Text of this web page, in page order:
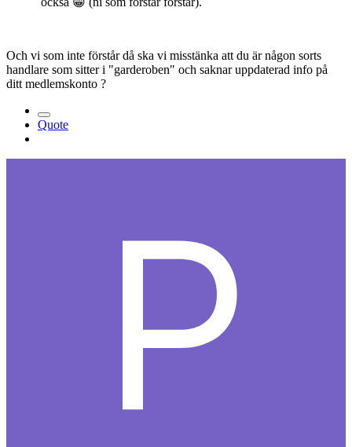
Och vi som inte förstår då ska vi misstänka att du är någon sorts
handlare som sitter i "garderoben" och saknar uppdaterad info på
ditt medlemskonto ?
Quote